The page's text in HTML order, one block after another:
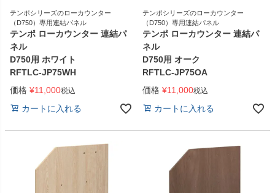
テンポシリーズのローカウンター
（D750）専用連結パネル
テンポ ローカウンター 連結パ
ネル
D750用 ホワイト
RFTLC-JP75WH
価格 ¥11,000税込
カートに入れる
テンポシリーズのローカウンター
（D750）専用連結パネル
テンポ ローカウンター 連結パ
ネル
D750用 オーク
RFTLC-JP75OA
価格 ¥11,000税込
カートに入れる